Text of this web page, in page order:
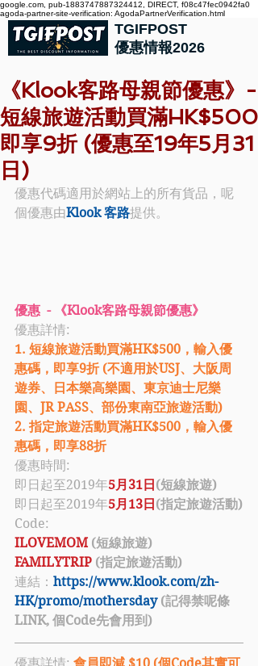
google.com, pub-1883747887324412, DIRECT, f08c47fec0942fa0
agoda-partner-site-verification: AgodaPartnerVerification.html
TGIFPOST
優惠情報2026
《Klook客路母親節優惠》-
短線旅遊活動買滿HK$500
即享9折 (優惠至19年5月31
日)
優惠代碼適用於網站上的所有貨品，呢
個優惠由Klook 客路提供。
優惠  - 《Klook客路母親節優惠》
優惠詳情:
1. 短線旅遊活動買滿HK$500，輸入優
惠碼，即享9折 (不適用於USJ、大阪周
遊券、日本樂高樂園、東京迪士尼樂
園、JR PASS、部份東南亞旅遊活動)
2. 指定旅遊活動買滿HK$500，輸入優
惠碼，即享88折
優惠時間:
即日起至2019年5月31日(短線旅遊)
即日起至2019年5月13日(指定旅遊活動)
Code:
ILOVEMOM (短線旅遊)
FAMILYTRIP (指定旅遊活動)
連結： https://www.klook.com/zh-
HK/promo/mothersday (記得禁呢條
LINK, 個Code先會用到)